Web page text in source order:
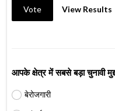
Vote View Results
आपके क्षेत्र में सबसे बड़ा चुनावी
बेरोजगारी